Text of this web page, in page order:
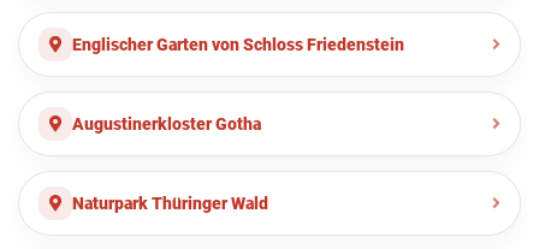
Englischer Garten von Schloss Friedenstein
Augustinerkloster Gotha
Naturpark Thüringer Wald